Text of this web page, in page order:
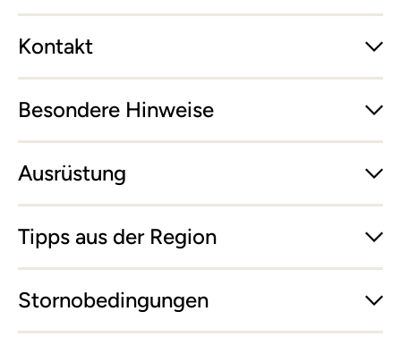
Kontakt
Besondere Hinweise
Ausrüstung
Tipps aus der Region
Stornobedingungen